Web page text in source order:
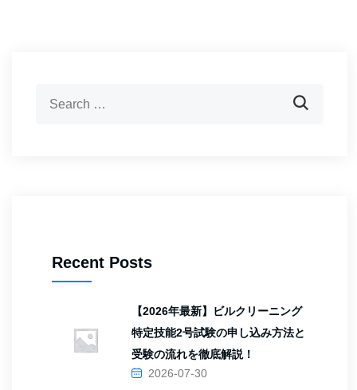
Recent Posts
【2026年最新】ビルクリーニング
特定技能2号試験の申し込み方法と
受験の流れを徹底解説！
2026-07-30